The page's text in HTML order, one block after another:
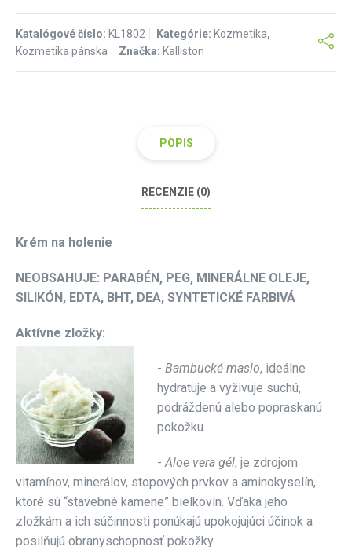
Katalógové číslo: KL1802 Kategórie: Kozmetika,
Kozmetika pánska
Značka: Kalliston
POPIS
RECENZIE (0)
Krém na holenie
NEOBSAHUJE: PARABÉN, PEG, MINERÁLNE OLEJE,
SILIKÓN, EDTA, BHT, DEA, SYNTETICKÉ FARBIVÁ
Aktívne zložky:
- Bambucké maslo, ideálne
hydratuje a vyživuje suchú,
podráždenú alebo popraskanú
pokožku.
- Aloe vera gél, je zdrojom
vitamínov, minerálov, stopových prvkov a aminokyselín,
ktoré sú “stavebné kamene” bielkovín. Vďaka jeho
zložkám a ich súčinnosti ponúkajú upokojujúci účinok a
posilňujú obranyschopnosť pokožky.